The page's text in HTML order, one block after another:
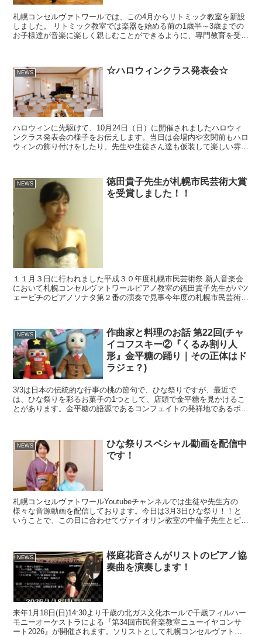
札幌コンセルヴァトワールでは、この4月からリトミック教室を新設
しました。 リトミック教室では楽器を始める前の1歳半～3歳までの
お子様達が音楽に楽しく親しむことができるように、専門教育を受け
NEWS ☆ハロウィンクラス発表会☆
ハロウィンに先駆けて、10月24日（日）に開催されましたハロウィ
ンクラス発表会の様子をお伝えします。当日は会場内や玄関前もハロ
ウィンの飾り付けをしたり、先生や生徒さん達も仮装して楽しい雰囲
NEWS
徳田貴子先生が札幌市民芸術大賞
を受賞しました！！
１１月３日に行われました平成３０年度札幌市民芸術祭 新人音楽会
において札幌コンセルヴァトワールピアノ教室の徳田貴子先生がバツ
ェービチのピアノソナタ第２番の演奏で見事今年度の札幌市民芸術大
NEWS
作曲家と料理のお話 第22回(チャ
イコフスキー②『くるみ割り人
形』金平糖の踊り｜その正体はド
ラジェ？)
3/3は日本の伝統的な行事の桃の節句で、ひな祭りですが、最近で
は、ひな祭りを彩るお菓子の1つとして、店頭で金平糖を見かけるこ
とがあります。金平糖の語源であるコンフェイトの発祥地であるポル
NEWS
ひな祭りスペシャル動画を配信中
です！
札幌コンセルヴァトワールYoutubeチャンネルでは生徒や先生方の
様々な音源動画を配信しております。今日は3月3日ひな祭り！！と
いうことで、この日に合わせてヴァイオリン教室の中倫子先生とピア
NEWS
桜庭花音さんがリストのピアノ協
奏曲を演奏します！
来年1月18日(日)14:30より千歳の北ガス文化ホールで千歳フィルハー
モニーオーケストラによる『第34回市民音楽教室ニューイヤコンサ
ート2026』が開催されます。ソリストとして札幌コンセルヴァトワ